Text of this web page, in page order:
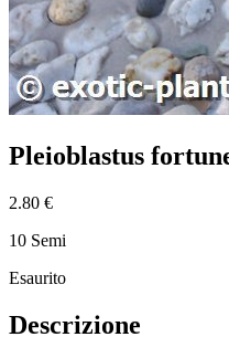
Pleioblastus
2.80 €
10 Semi
Esaurito
Descrizione